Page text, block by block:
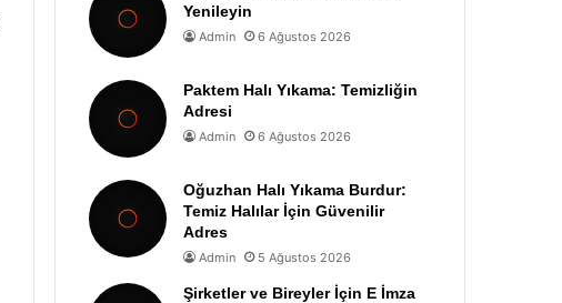
Yenileyin
Admin 6 Ağustos 2026
Paktem Halı Yıkama: Temizliğin
Adresi
Admin 6 Ağustos 2026
Oğuzhan Halı Yıkama Burdur:
Temiz Halılar İçin Güvenilir
Adres
Admin 5 Ağustos 2026
Şirketler ve Bireyler İçin E İmza